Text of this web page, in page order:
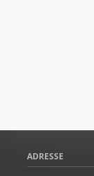
ADRESSE